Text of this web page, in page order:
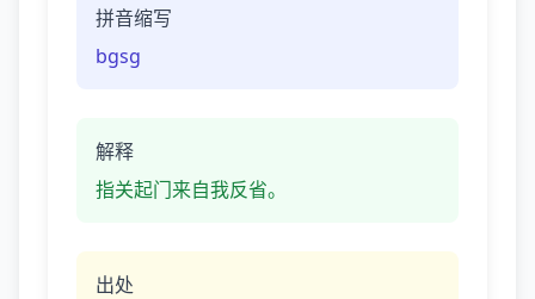
拼音缩写
bgsg
解释
指关起门来自我反省。
出处